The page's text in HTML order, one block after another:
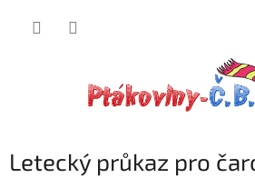
Letecký průkaz pro